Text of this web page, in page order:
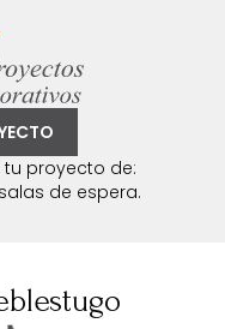
proyecto de:
de espera.